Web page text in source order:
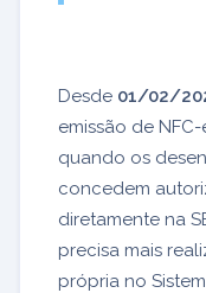
Desde 01/02/
emissão de
quando os
concedem
diretamente na
precisa mais
própria no